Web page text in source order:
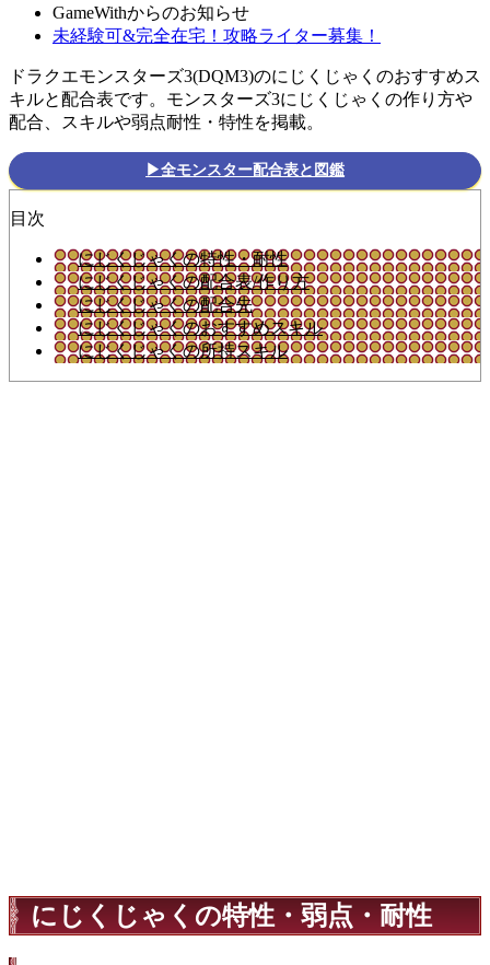
GameWithからのお知らせ
未経験可&完全在宅！攻略ライター募集！
ドラクエモンスターズ3(DQM3)のにじくじゃくのおすすめス
キルと配合表です。モンスターズ3にじくじゃくの作り方や
配合、スキルや弱点耐性・特性を掲載。
▶全モンスター配合表と図鑑
目次
にじくじゃくの特性・耐性
にじくじゃくの配合表/作り方
にじくじゃくの配合先
にじくじゃくのおすすめスキル
にじくじゃくの所持スキル
にじくじゃくの特性・弱点・耐性